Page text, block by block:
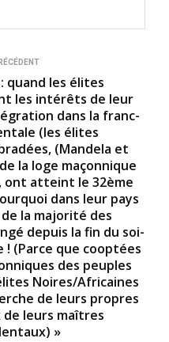
quand les élites
les intérêts de leur
dans la franc-
(les élites
(Mandela et
la loge maçonnique
ont atteint le 32ème
dans leur pays
la majorité des
depuis la fin du soi-
(Parce que cooptées
des peuples
Noires/Africaines
de leurs propres
leurs maîtres
»